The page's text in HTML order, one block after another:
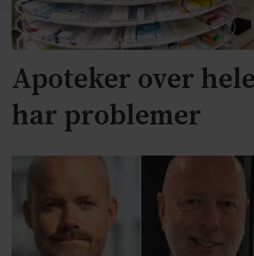
Apoteker over
har problemer